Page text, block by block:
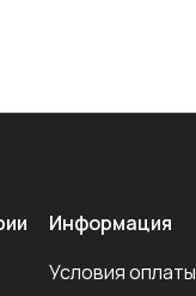
Информация
Условия оплаты